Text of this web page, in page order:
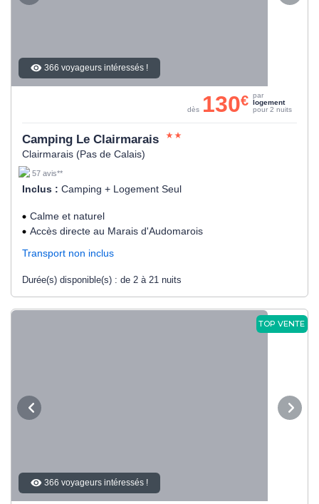
366 voyageurs intéressés !
Camping Le Clairmarais
Clairmarais (Pas de Calais)
57 avis**
Inclus : Camping + Logement Seul
Calme et naturel
Accès directe au Marais d'Audomarois
Transport non inclus
Durée(s) disponible(s) : de 2 à 21 nuits
dès 130€ par
logement
pour 2 nuits
TOP VENTE
366 voyageurs intéressés !